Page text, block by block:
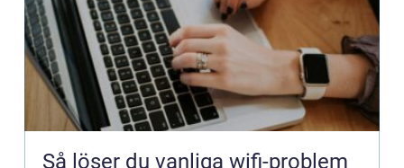
Så löser du vanliga wifi-problem